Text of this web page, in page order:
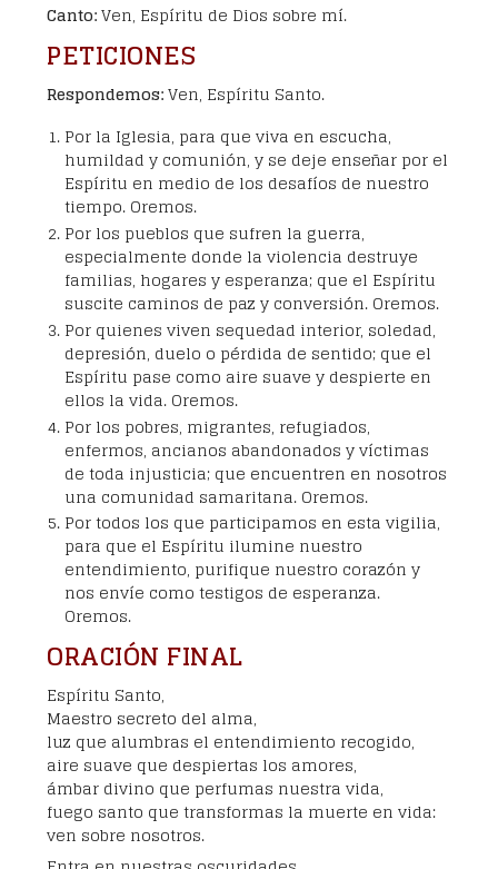
Canto:Ven, Espíritu de Dios sobre mí.
PETICIONES
Respondemos:Ven, Espíritu Santo.
Por la Iglesia, para que viva en escucha,
humildad y comunión, y se deje enseñar por el
Espíritu en medio de los desafíos de nuestro
tiempo. Oremos.
Por los pueblos que sufren la guerra,
especialmente donde la violencia destruye
familias, hogares y esperanza; que el Espíritu
suscite caminos de paz y conversión. Oremos.
Por quienes viven sequedad interior, soledad,
depresión, duelo o pérdida de sentido; que el
Espíritu pase como aire suave y despierte en
ellos la vida. Oremos.
Por los pobres, migrantes, refugiados,
enfermos, ancianos abandonados y víctimas
de toda injusticia; que encuentren en nosotros
una comunidad samaritana. Oremos.
Por todos los que participamos en esta vigilia,
para que el Espíritu ilumine nuestro
entendimiento, purifique nuestro corazón y
nos envíe como testigos de esperanza.
Oremos.
ORACIÓN FINAL
Espíritu Santo,
Maestro secreto del alma,
luz que alumbras el entendimiento recogido,
aire suave que despiertas los amores,
ámbar divino que perfumas nuestra vida,
fuego santo que transformas la muerte en vida:
ven sobre nosotros.